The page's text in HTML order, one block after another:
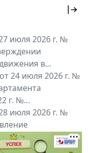
июля 2026 г. №
в...
24 июля 2026 г. №
г. №...
июля 2026 г. №
334-ПП"
Мой регион ...